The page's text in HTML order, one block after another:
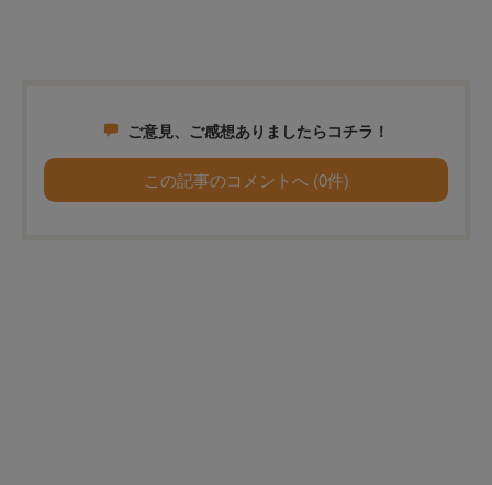
ご意見、ご感想ありましたらコチラ！
この記事のコメントへ (0件)